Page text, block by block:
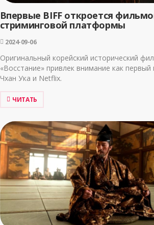
Впервые BIFF откроется
стриминговой платформы
2024-09-06
Оригинальный корейский исторический
«Восстание» привлек внимание как первый
Чхан Ука и Netflix.
ЧИТАТЬ